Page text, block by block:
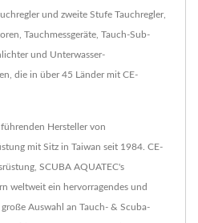
und zweite Stufe Tauchregler,
Tauchmessgeräte, Tauch-Sub-
und Unterwasser-
die in über 45 Länder mit CE-
Hersteller von
mit Sitz in Taiwan seit 1984. CE-
SCUBA AQUATEC's
weltweit ein hervorragendes und
Auswahl an Tauch- & Scuba-